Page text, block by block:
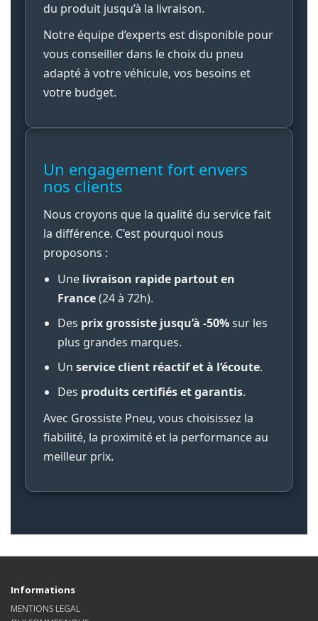
du produit jusqu’à la livraison.
Notre équipe d’experts est disponible pour
vous conseiller dans le choix du pneu
adapté à votre véhicule, vos besoins et
votre budget.
Un engagement fort envers
nos clients
Nous croyons que la qualité du service fait
la différence. C’est pourquoi nous
proposons :
Une livraison rapide partout en
France(24 à 72h).
Des prix grossiste jusqu’à -50%sur les
plus grandes marques.
Un service client réactif et à l’écoute.
Des produits certifiés et garantis.
Avec Grossiste Pneu, vous choisissez la
fiabilité, la proximité et la performance au
meilleur prix.
Informations
MENTIONS LEGAL